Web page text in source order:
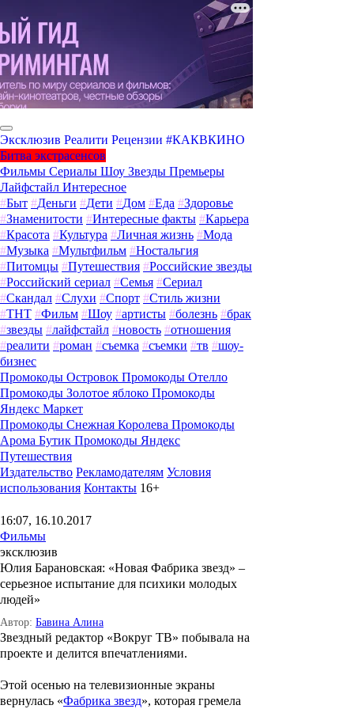
Эксклюзив Реалити Рецензии #КАКВКИНО
Битва экстрасенсов
Фильмы Сериалы Шоу Звезды Премьеры
Лайфстайл Интересное
#Быт #Деньги #Дети #Дом #Еда #Здоровье
#Знаменитости #Интересные факты #Карьера
#Красота #Культура #Личная жизнь #Мода
#Музыка #Мультфильм #Ностальгия
#Питомцы #Путешествия #Российские звезды
#Российский сериал #Семья #Сериал
#Скандал #Слухи #Спорт #Стиль жизни
#ТНТ #Фильм #Шоу #артисты #болезнь #брак
#звезды #лайфстайл #новость #отношения
#реалити #роман #съемка #съемки #тв #шоу-
бизнес
Промокоды Островок Промокоды Отелло
Промокоды Золотое яблоко Промокоды
Яндекс Маркет
Промокоды Снежная Королева Промокоды
Арома Бутик Промокоды Яндекс
Путешествия
Издательство Рекламодателям Условия
использования Контакты 16+
16:07, 16.10.2017
Фильмы
эксклюзив
Юлия Барановская: «Новая Фабрика звезд» –
серьезное испытание для психики молодых
людей»
Автор: Бавина Алина
Звездный редактор «Вокруг ТВ» побывала на
проекте и делится впечатлениями.
Этой осенью на телевизионные экраны
вернулась «Фабрика звезд», которая гремела